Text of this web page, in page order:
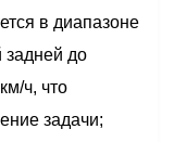
в диапазоне
задней до
ч, что
задачи;